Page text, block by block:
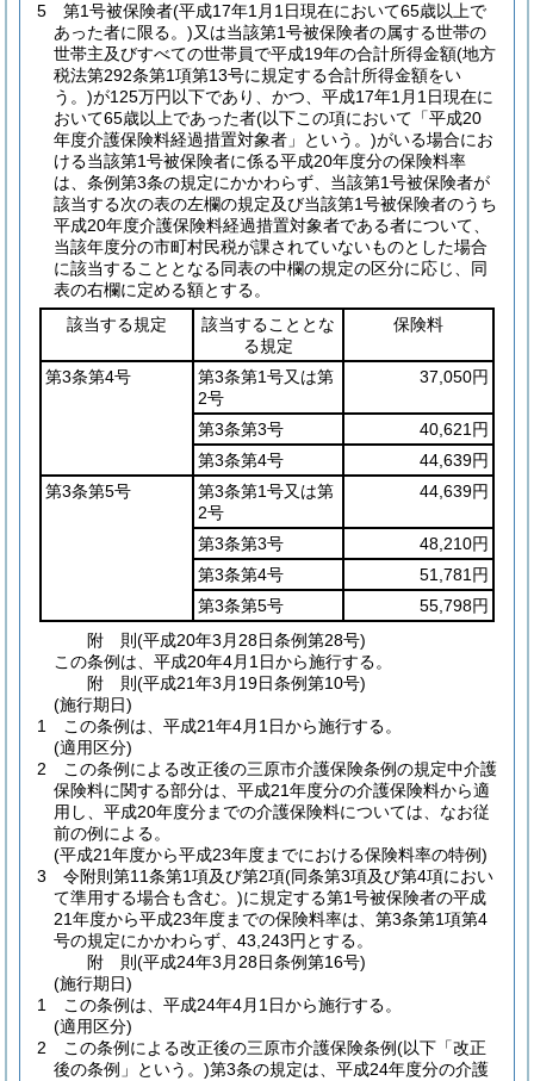
5
第1号被保険者(平成17年1月1日現在において65歳以上で
あった者に限る。)又は当該第1号被保険者の属する世帯の
世帯主及びすべての世帯員で平成19年の合計所得金額(地方
税法第292条第1項第13号に規定する合計所得金額をい
う。)が125万円以下であり、かつ、平成17年1月1日現在に
おいて65歳以上であった者(以下この項において「平成20
年度介護保険料経過措置対象者」という。)がいる場合にお
ける当該第1号被保険者に係る平成20年度分の保険料率
は、条例第3条の規定にかかわらず、当該第1号被保険者が
該当する次の表の左欄の規定及び当該第1号被保険者のうち
平成20年度介護保険料経過措置対象者である者について、
当該年度分の市町村民税が課されていないものとした場合
に該当することとなる同表の中欄の規定の区分に応じ、同
表の右欄に定める額とする。
該当する規定
該当することとな
る規定
保険料
第3条第4号
第3条第1号又は第
2号
37,050円
第3条第3号
40,621円
第3条第4号
44,639円
第3条第5号
第3条第1号又は第
2号
44,639円
第3条第3号
48,210円
第3条第4号
51,781円
第3条第5号
55,798円
附 則(平成20年3月28日条例第28号)
この条例は、平成20年4月1日から施行する。
附 則(平成21年3月19日条例第10号)
(施行期日)
1
この条例は、平成21年4月1日から施行する。
(適用区分)
2
この条例による改正後の三原市介護保険条例の規定中介護
保険料に関する部分は、平成21年度分の介護保険料から適
用し、平成20年度分までの介護保険料については、なお従
前の例による。
(平成21年度から平成23年度までにおける保険料率の特例)
3
令附則第11条第1項及び第2項(同条第3項及び第4項におい
て準用する場合も含む。)に規定する第1号被保険者の平成
21年度から平成23年度までの保険料率は、第3条第1項第4
号の規定にかかわらず、43,243円とする。
附 則(平成24年3月28日条例第16号)
(施行期日)
1
この条例は、平成24年4月1日から施行する。
(適用区分)
2
この条例による改正後の三原市介護保険条例(以下「改正
後の条例」という。)第3条の規定は、平成24年度分の介護